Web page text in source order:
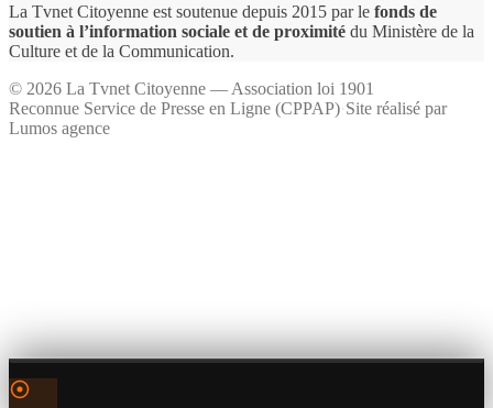
La Tvnet Citoyenne est soutenue depuis 2015 par le fonds de
soutien à l’information sociale et de proximité du Ministère de la
Culture et de la Communication.
© 2026 La Tvnet Citoyenne — Association loi 1901
Reconnue Service de Presse en Ligne (CPPAP)·Site réalisé par
Lumos agence